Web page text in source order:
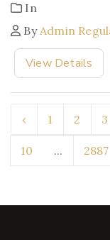
In
ByAdmin
View Details
‹ 1 2 3
10 ... 2887